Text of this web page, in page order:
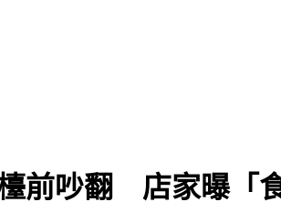
前吵翻 店家曝「食